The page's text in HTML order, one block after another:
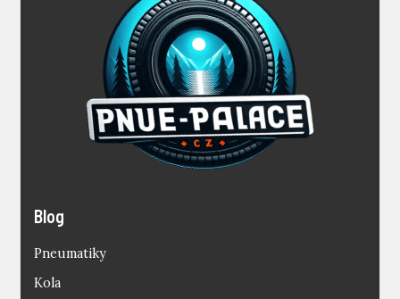
Blog
Pneumatiky
Kola